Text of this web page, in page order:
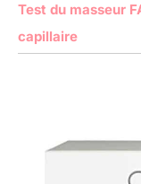
Test du masseur
capillaire